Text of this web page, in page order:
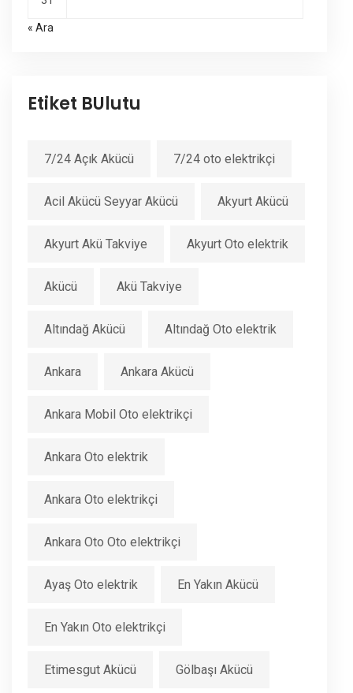
« Ara
Etiket BUlutu
7/24 Açık Akücü 7/24 oto elektrikçi
Acil Akücü Seyyar Akücü Akyurt Akücü
Akyurt Akü Takviye Akyurt Oto elektrik
Akücü Akü Takviye
Altındağ Akücü Altındağ Oto elektrik
Ankara Ankara Akücü
Ankara Mobil Oto elektrikçi
Ankara Oto elektrik
Ankara Oto elektrikçi
Ankara Oto Oto elektrikçi
Ayaş Oto elektrik En Yakın Akücü
En Yakın Oto elektrikçi
Etimesgut Akücü Gölbaşı Akücü